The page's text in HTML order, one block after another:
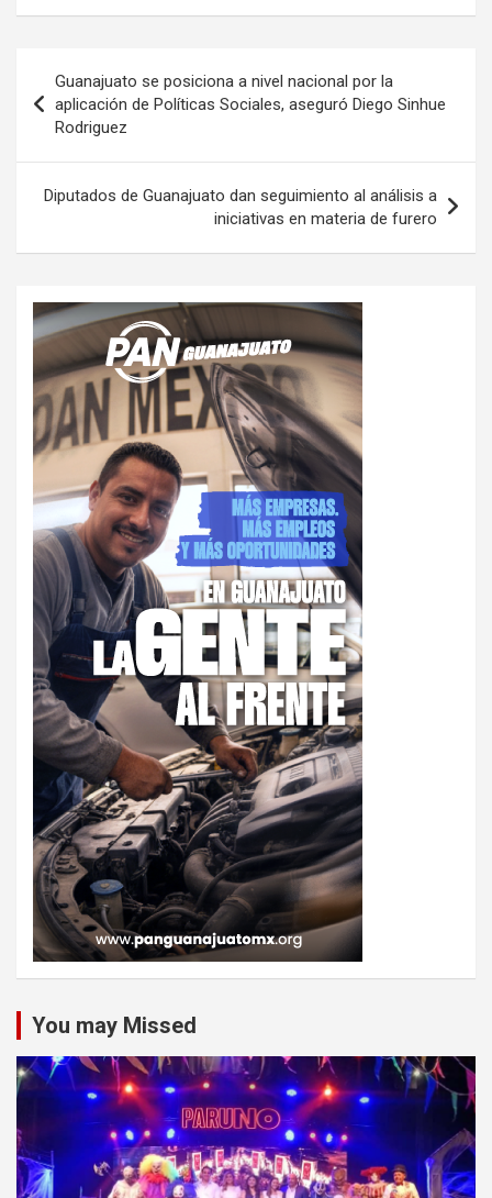
de
entradas
Guanajuato se posiciona a nivel nacional por la
aplicación de Políticas Sociales, aseguró Diego Sinhue
Rodriguez
Diputados de Guanajuato dan seguimiento al análisis a
iniciativas en materia de furero
You may Missed